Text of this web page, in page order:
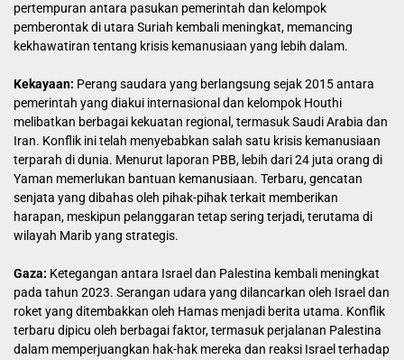
pertempuran antara pasukan pemerintah dan kelompok
pemberontak di utara Suriah kembali meningkat, memancing
kekhawatiran tentang krisis kemanusiaan yang lebih dalam.
Kekayaan: Perang saudara yang berlangsung sejak 2015 antara
pemerintah yang diakui internasional dan kelompok Houthi
melibatkan berbagai kekuatan regional, termasuk Saudi Arabia dan
Iran. Konflik ini telah menyebabkan salah satu krisis kemanusiaan
terparah di dunia. Menurut laporan PBB, lebih dari 24 juta orang di
Yaman memerlukan bantuan kemanusiaan. Terbaru, gencatan
senjata yang dibahas oleh pihak-pihak terkait memberikan
harapan, meskipun pelanggaran tetap sering terjadi, terutama di
wilayah Marib yang strategis.
Gaza: Ketegangan antara Israel dan Palestina kembali meningkat
pada tahun 2023. Serangan udara yang dilancarkan oleh Israel dan
roket yang ditembakkan oleh Hamas menjadi berita utama. Konflik
terbaru dipicu oleh berbagai faktor, termasuk perjalanan Palestina
dalam memperjuangkan hak-hak mereka dan reaksi Israel terhadap